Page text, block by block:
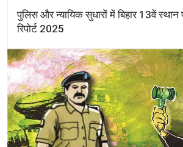
पुलिस और न्यायिक सुधारों में बिहार 13वें स्थान
रिपोर्ट 2025